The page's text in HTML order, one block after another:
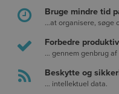
Bruge mindre tid
…at organisere, søge
Forbedre
… gennem genbrug af
Beskytte og
… intellektuel data.